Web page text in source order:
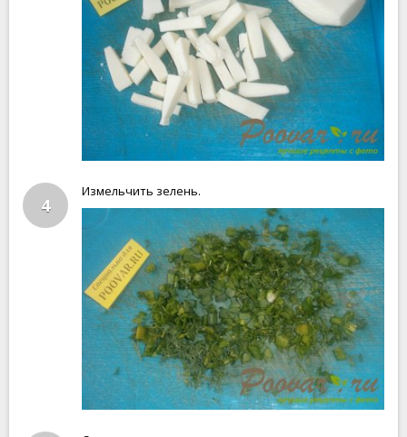
4
Измельчить зелень.